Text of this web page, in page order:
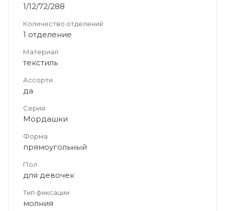
1/12/72/288
Количество отделений
1 отделение
Материал
текстиль
Ассорти
да
Серия
Мордашки
Форма
прямоугольный
Пол
для девочек
Тип фиксации
молния